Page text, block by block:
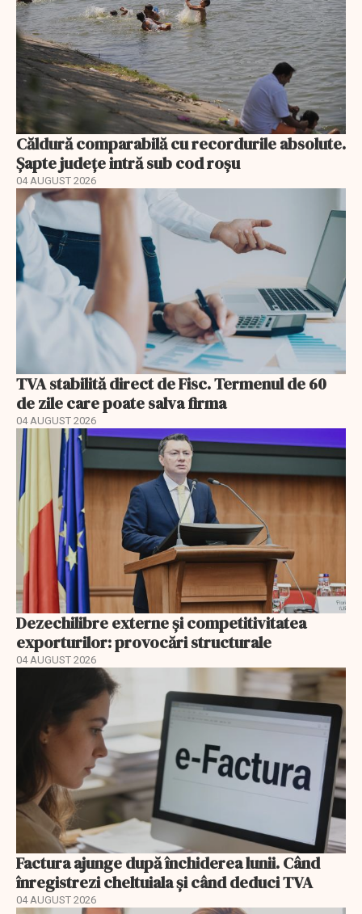
Căldură comparabilă cu recordurile absolute.
Șapte județe intră sub cod roșu
04 AUGUST 2026
TVA stabilită direct de Fisc. Termenul de 60
de zile care poate salva firma
04 AUGUST 2026
Dezechilibre externe și competitivitatea
exporturilor: provocări structurale
04 AUGUST 2026
Factura ajunge după închiderea lunii. Când
înregistrezi cheltuiala și când deduci TVA
04 AUGUST 2026